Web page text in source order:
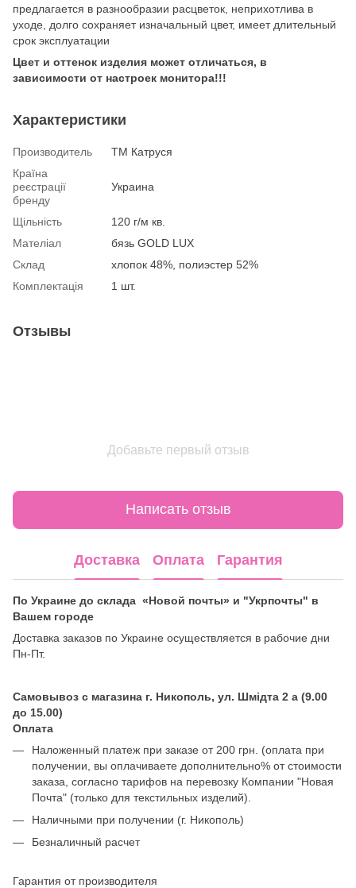
предлагается в разнообразии расцветок, неприхотлива в
уходе, долго сохраняет изначальный цвет, имеет длительный
срок эксплуатации
Цвет и оттенок изделия может отличаться, в
зависимости от настроек монитора!!!
Характеристики
Производитель
ТМ Катруся
Країна
реєстрації
бренду
Украина
Щільність
120 г/м кв.
Мателіал
бязь GOLD LUX
Склад
хлопок 48%, полиэстер 52%
Комплектація
1 шт.
Отзывы
Добавьте первый отзыв
Написать отзыв
Доставка Оплата Гарантия
По Украине до склада «Новой почты» и "Укрпочты" в
Вашем городе
Доставка заказов по Украине осуществляется в рабочие дни
Пн-Пт.
Самовывоз с магазина г. Никополь, ул. Шмідта 2 а (9.00
до 15.00)
Оплата
Наложенный платеж при заказе от 200 грн. (оплата при
получении, вы оплачиваете дополнительно% от стоимости
заказа, согласно тарифов на перевозку Компании "Новая
Почта" (только для текстильных изделий).
Наличными при получении (г. Никополь)
Безналичный расчет
Гарантия от производителя